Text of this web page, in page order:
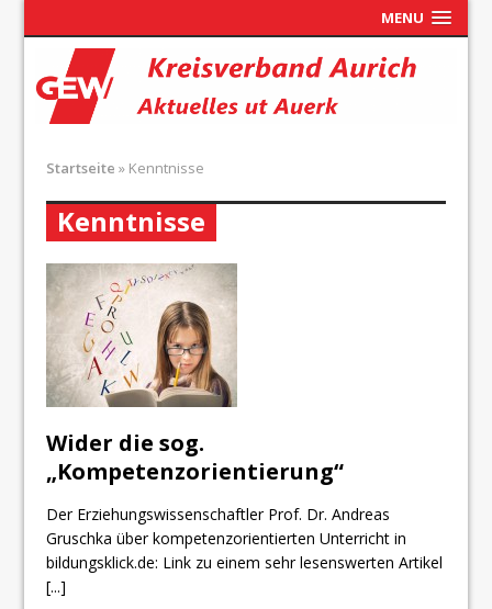
MENU
Startseite » Kenntnisse
Kenntnisse
Wider die sog.
„Kompetenzorientierung“
Der Erziehungswissenschaftler Prof. Dr. Andreas
Gruschka über kompetenzorientierten Unterricht in
bildungsklick.de: Link zu einem sehr lesenswerten Artikel
[...]